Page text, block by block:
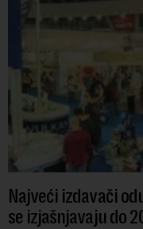
Najveći izdavači
se izjašnjavaju do